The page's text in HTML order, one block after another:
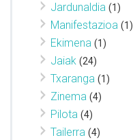
Jardunaldia (1)
Manifestazioa (1)
Ekimena (1)
Jaiak (24)
Txaranga (1)
Zinema (4)
Pilota (4)
Tailerra (4)